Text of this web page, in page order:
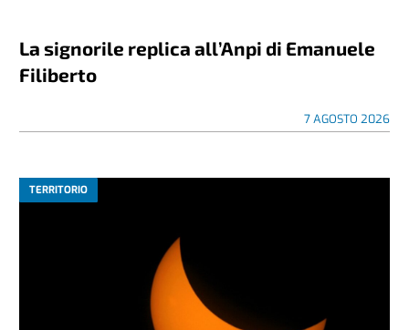
La signorile replica all’Anpi di Emanuele
Filiberto
7 AGOSTO 2026
TERRITORIO